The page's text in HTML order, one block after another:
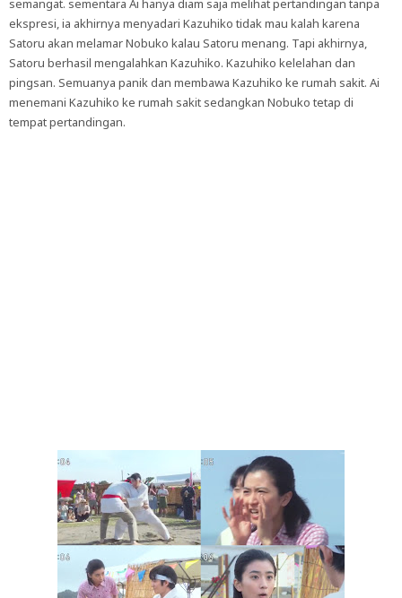
semangat. sementara Ai hanya diam saja melihat pertandingan tanpa
ekspresi, ia akhirnya menyadari Kazuhiko tidak mau kalah karena
Satoru akan melamar Nobuko kalau Satoru menang. Tapi akhirnya,
Satoru berhasil mengalahkan Kazuhiko. Kazuhiko kelelahan dan
pingsan. Semuanya panik dan membawa Kazuhiko ke rumah sakit. Ai
menemani Kazuhiko ke rumah sakit sedangkan Nobuko tetap di
tempat pertandingan.